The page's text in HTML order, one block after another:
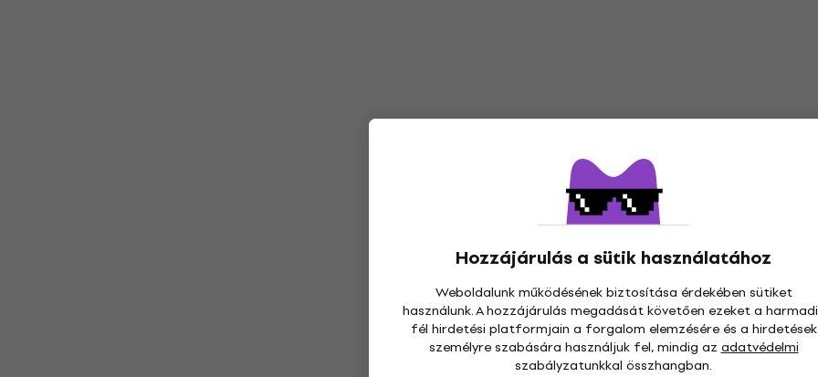
Hozzájárulás a sütik használatához
Weboldalunk működésének biztosítása érdekében sütiket
használunk. A hozzájárulás megadását követően ezeket a
fél hirdetési platformjain a forgalom elemzésére és a hirdetések
személyre szabására használjuk fel, mindig az adatvédelmi
szabályzatunkkal összhangban.